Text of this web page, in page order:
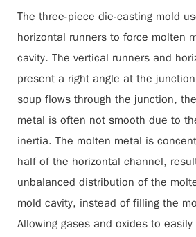
The three-piece die-casting mold
horizontal runners to force molten
cavity. The vertical runners and
present a right angle at the
soup flows through the junction,
metal is often not smooth due to
inertia. The molten metal is
half of the horizontal channel,
unbalanced distribution of the
mold cavity, instead of filling the
Allowing gases and oxides to